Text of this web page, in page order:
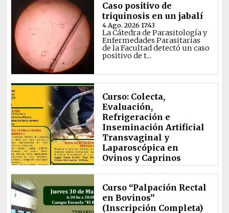
Caso positivo de
triquinosis en un jabalí
4 Ago. 2026 17:43
La Cátedra de Parasitología y
Enfermedades Parasitarias
de la Facultad detectó un caso
positivo de t...
Curso: Colecta,
Evaluación,
Refrigeración e
Inseminación Artificial
Transvaginal y
Laparoscópica en
Ovinos y Caprinos
9 Marzo 2026 19:46
ORGANIZA: cátedra
Producción de Rumiantes
Menores de la Facultad
Ciencias Veterinarias de la
Univers...
Curso “Palpación Rectal
en Bovinos”
(Inscripción Completa)